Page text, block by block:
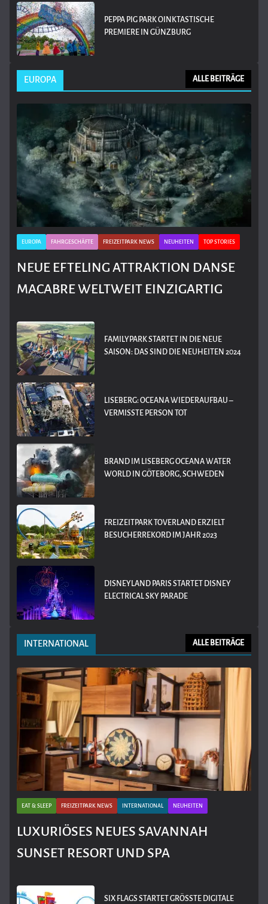
PEPPA PIG PARK OINKTASTISCHE
PREMIERE IN GÜNZBURG
EUROPA ALLE BEITRÄGE
EUROPA FAHRGESCHÄFTE FREIZEITPARK NEWS NEUHEITEN TOP STORIES
NEUE EFTELING ATTRAKTION DANSE
MACABRE WELTWEIT EINZIGARTIG
FAMILYPARK STARTET IN DIE NEUE
SAISON: DAS SIND DIE NEUHEITEN 2024
LISEBERG: OCEANA WIEDERAUFBAU –
VERMISSTE PERSON TOT
BRAND IM LISEBERG OCEANA WATER
WORLD IN GÖTEBORG, SCHWEDEN
FREIZEITPARK TOVERLAND ERZIELT
BESUCHERREKORD IM JAHR 2023
DISNEYLAND PARIS STARTET DISNEY
ELECTRICAL SKY PARADE
INTERNATIONAL ALLE BEITRÄGE
EAT & SLEEP FREIZEITPARK NEWS INTERNATIONAL NEUHEITEN
LUXURIÖSES NEUES SAVANNAH
SUNSET RESORT UND SPA
SIX FLAGS STARTET GRÖSSTE DIGITALE A